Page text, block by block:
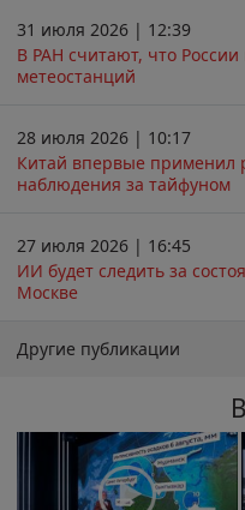
31 июля 2026 | 12:39
В РАН считают, что
метеостанций
28 июля 2026 | 10:17
Китай впервые применил
наблюдения за тайфуном
27 июля 2026 | 16:45
ИИ будет следить за
Москве
Другие публикации